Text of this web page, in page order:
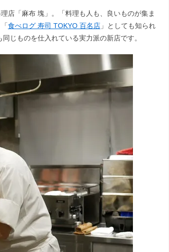
店「麻布 塊」。「料理も人も、良いものが集ま
食べログ 寿司 TOKYO 百名店 」としても知られ
じものを仕入れている実力派の新店です。